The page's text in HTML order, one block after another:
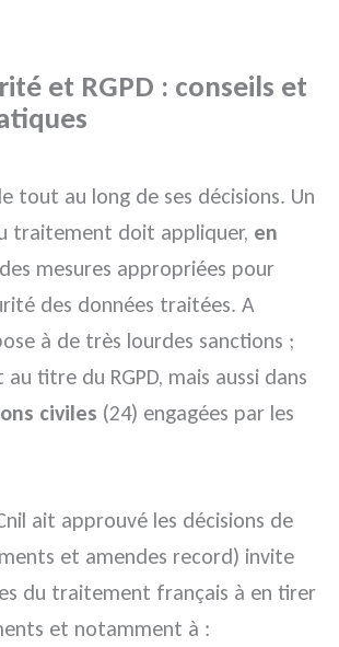
et RGPD : conseils et
tout au long de ses décisions. Un
traitement doit appliquer, en
mesures appropriées pour
des données traitées. A
à de très lourdes sanctions ;
titre du RGPD, mais aussi dans
civiles (24) engagées par les
ait approuvé les décisions de
et amendes record) invite
du traitement français à en tirer
et notamment à :